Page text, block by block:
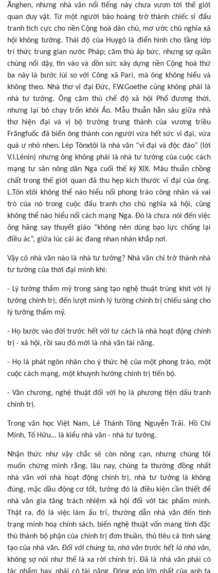
Ănghen, nhưng nhà văn nổi tiếng này chưa vươn tới thế giới
quan duy vật. Từ một người bảo hoàng trở thành chiếc sĩ đấu
tranh tích cực cho nền Cộng hoà dân chủ, mơ ước chủ nghĩa xã
hội không tưởng. Thái độ của Huygô là điển hình cho tầng lớp
trí thức trung gian nước Pháp; căm thù áp bức, nhưng sợ quần
chúng nổi dậy, tin vào và dồn sức xây dựng nền Cộng hoà thứ
ba này là bước lùi so với Công xã Pari, mà ông không hiểu và
không theo. Nhà thơ vĩ đại Đức, F.W.Goethe cũng không phải là
nhà tư tưởng. Ông căm thù chế độ xã hội Phổ đương thời,
nhưng lại bỏ chạy trốn khỏi Áo. Mẫu thuẫn hằn sâu giữa nhà
thơ hiện đại và vị bộ trưởng trung thành của vương triều
Frăngfuốc đã biến ông thành con người vừa hết sức vĩ đại, vừa
quá ư nhỏ nhen. Lép Tônxtôi là nhà văn “vĩ đại và độc đáo” (lời
V.I.Lênin) nhưng ông không phải là nhà tư tưởng của cuộc cách
mạng tư sản nông dân Nga cuối thế kỷ XIX. Mâu thuẫn chồng
chất trong thế giới quan đã thu hẹp kích thước vĩ đại của ông.
L.Tôn xtôi không thể nào hiểu nổi phong trào công nhân và vai
trò của nó trong cuộc đấu tranh cho chủ nghĩa xã hội, cũng
không thể nào hiểu nổi cách mạng Nga. Đó là chưa nói đến việc
ông hãng say thuyết giáo “không nên dùng bạo lực chống lại
điều ác”, giữa lúc cái ác đang nhan nhản khắp nơi.
Vậy có nhà văn nào là nhà tư tưởng? Nhà văn chỉ trở thành nhà
tư tưởng của thời đại mình khi:
- Lý tưởng thẩm mỹ trong sáng tạo nghệ thuật trùng khít với lý
tưởng chính trị; đến lượt mình lý tưởng chính trị chiếu sáng cho
lý tưởng thẩm mỹ.
- Họ bước vào đời trước hết với tư cách là nhà hoạt động chính
trị - xã hội, rồi sau đó mới là nhà văn tài năng.
- Họ là phát ngôn nhân cho ý thức hệ của một phong trào, một
cuộc cách mạng, một khuynh hướng chính trị tiến bộ.
- Văn chương, nghệ thuật đối với họ là phương tiện dấu tranh
chính trị.
Trong văn học Việt Nam, Lê Thánh Tông Nguyễn Trãi. Hồ Chí
Minh, Tố Hữu... là kiểu nhà văn - nhà tư tưởng.
Nhận thức như vậy chắc sẽ còn nông cạn, nhưng chúng tôi
muốn chứng minh rằng, lâu nay, chúng ta thường đồng nhất
nhà văn với nhà hoạt động chính trị, nhà tư tưởng là không
đúng, mặc dầu động cơ tốt, tưởng đó là điều kiện cần thiết để
nhà văn gia tăng trách nhiệm xã hội đối với tác phẩm mình.
Thật ra, đó là việc làm ấu trĩ, thường dẫn nhà văn đến tình
trạng minh hoạ chính sách, biến nghệ thuật vốn mang tính đặc
thù thành bộ phận của chính trị đơn thuần, thủ tiêu cá tính sáng
tạo của nhà văn. Đối với chúng ta, nhà văn trước hết là nhà văn,
không sợ nói như thế là xa rời chính trị. Đã là nhà văn phải có
tác phẩm hay, phải có tài năng. Đóng góp lớn nhất của anh ta